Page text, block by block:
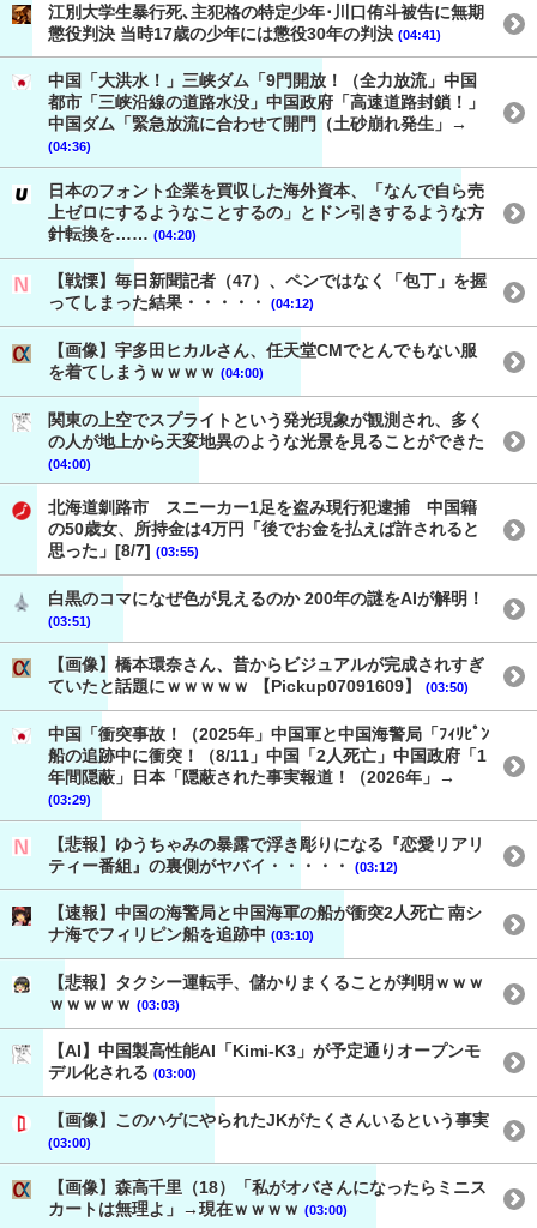
江別大学生暴行死､主犯格の特定少年･川口侑斗被告に無期
懲役判決 当時17歳の少年には懲役30年の判決 (04:41)
中国「大洪水！」三峡ダム「9門開放！（全力放流」中国
都市「三峡沿線の道路水没」中国政府「高速道路封鎖！」
中国ダム「緊急放流に合わせて開門（土砂崩れ発生」→
(04:36)
日本のフォント企業を買収した海外資本、「なんで自ら売
上ゼロにするようなことするの」とドン引きするような方
針転換を…… (04:20)
【戦慄】毎日新聞記者（47）、ペンではなく「包丁」を握
ってしまった結果・・・・・
(04:12)
【画像】宇多田ヒカルさん、任天堂CMでとんでもない服
を着てしまうｗｗｗｗ (04:00)
関東の上空でスプライトという発光現象が観測され、多く
の人が地上から天変地異のような光景を見ることができた
(04:00)
北海道釧路市 スニーカー1足を盗み現行犯逮捕 中国籍
の50歳女、所持金は4万円「後でお金を払えば許されると
思った」[8/7] (03:55)
白黒のコマになぜ色が見えるのか 200年の謎をAIが解明！
(03:51)
【画像】橋本環奈さん、昔からビジュアルが完成されすぎ
ていたと話題にｗｗｗｗｗ 【Pickup07091609】
(03:50)
中国「衝突事故！（2025年」中国軍と中国海警局「ﾌｨﾘﾋﾟﾝ
船の追跡中に衝突！（8/11」中国「2人死亡」中国政府「1
年間隠蔽」日本「隠蔽された事実報道！（2026年」→
(03:29)
【悲報】ゆうちゃみの暴露で浮き彫りになる『恋愛リアリ
ティー番組』の裏側がヤバイ・・・・・
(03:12)
【速報】中国の海警局と中国海軍の船が衝突2人死亡 南シ
ナ海でフィリピン船を追跡中 (03:10)
【悲報】タクシー運転手、儲かりまくることが判明ｗｗｗ
ｗｗｗｗｗ (03:03)
【AI】中国製高性能AI「Kimi-K3」が予定通りオープンモ
デル化される (03:00)
【画像】このハゲにやられたJKがたくさんいるという事実
(03:00)
【画像】森高千里（18）「私がオバさんになったらミニス
カートは無理よ」→現在ｗｗｗｗ (03:00)